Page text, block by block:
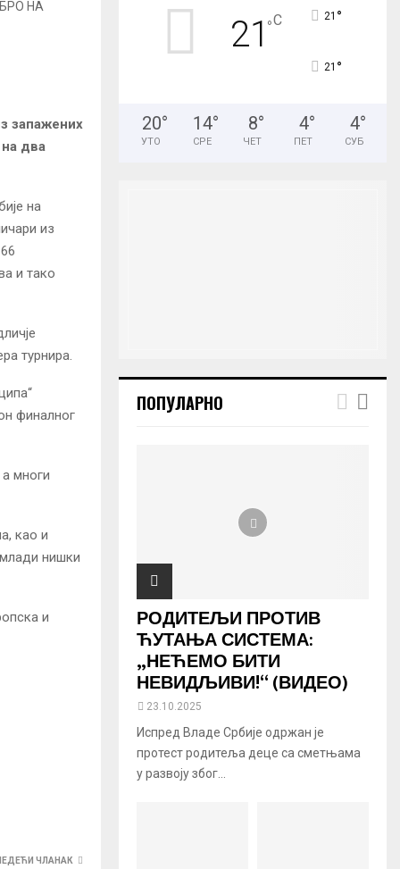
запажених
два
на
из
и тако
турнира.
финалног
многи
као и
нишки
и
ЧЛАНАК
21°C 21 °
21 °
20°
УТО
14°
СРЕ
8°
ЧЕТ
4°
ПЕТ
4°
СУБ
ПОПУЛАРНО
РОДИТЕЉИ ПРОТИВ
ЋУТАЊА СИСТЕМА:
„НЕЋЕМО БИТИ
НЕВИДЉИВИ!“ (ВИДЕО)
23.10.2025
Испред Владе Србије одржан је
протест родитеља деце са сметњама
у развоју због...